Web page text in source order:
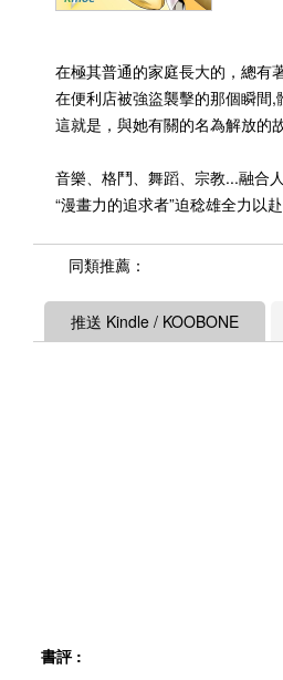
在極其普通的家庭長大的，總有
在便利店被強盜襲擊的那個瞬
這就是，與她有關的名為解放的
音樂、格鬥、舞蹈、宗教...融合
“漫畫力的追求者”迫稔雄全力以
同類推薦：
推送 Kindle / KOOBONE
書評 :